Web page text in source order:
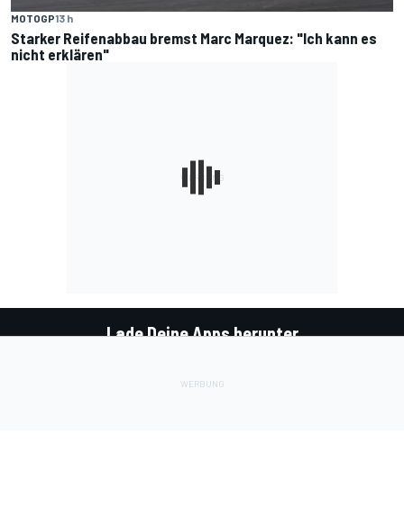
MOTOGP13 h
Starker Reifenabbau bremst Marc Marquez: "Ich kann es
nicht erklären"
Lade Deine Apps herunter